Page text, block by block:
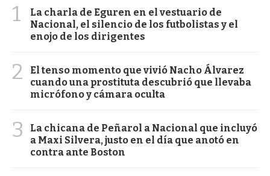
1
La charla de Eguren en el vestuario de
Nacional, el silencio de los futbolistas y el
enojo de los dirigentes
2
El tenso momento que vivió Nacho Álvarez
cuando una prostituta descubrió que llevaba
micrófono y cámara oculta
3
La chicana de Peñarol a Nacional que incluyó
a Maxi Silvera, justo en el día que anotó en
contra ante Boston